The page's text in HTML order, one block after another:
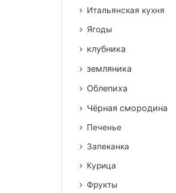
Итальянская кухня
Ягоды
клубника
земляника
Облепиха
Чёрная смородина
Печенье
Запеканка
Курица
Фрукты